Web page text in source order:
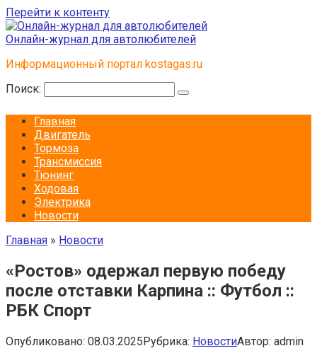
Перейти к контенту
Онлайн-журнал для автолюбителей
Информационный портал kostagas.ru
Поиск:
Главная
Двигатель
Тормоза
Трансмиссия
Тюнинг
Ходовая
Электрика
Новости
Главная » Новости
«Ростов» одержал первую победу
после отставки Карпина :: Футбол ::
РБК Спорт
Опубликовано: 08.03.2025Рубрика: НовостиАвтор: admin